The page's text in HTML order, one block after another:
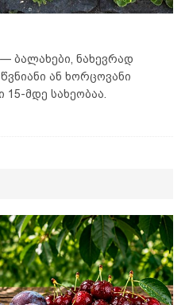
ბალახები, ნახევრად
ან ხორცოვანი
მდე სახეობაა.